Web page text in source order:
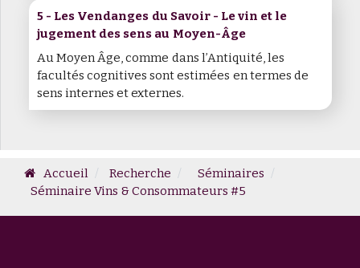
5 - Les Vendanges du Savoir - Le vin et le
jugement des sens au Moyen-Âge
Au Moyen Âge, comme dans l’Antiquité, les
facultés cognitives sont estimées en termes de
sens internes et externes.
Accueil Recherche
Séminaires
Séminaire Vins & Consommateurs #5